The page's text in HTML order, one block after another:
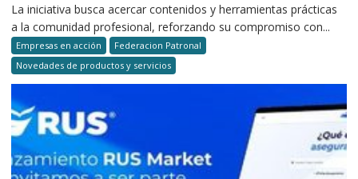
La iniciativa busca acercar contenidos y herramientas prácticas
a la comunidad profesional, reforzando su compromiso con...
Empresas en acción
Federacion Patronal
Novedades de productos y servicios